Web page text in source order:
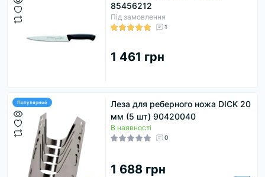
85456212
Під замовлення
1
1 461 грн
Популярний
Леза для реберного ножа DICK 20
мм (5 шт) 90420040
В наявності
0
1 688 грн